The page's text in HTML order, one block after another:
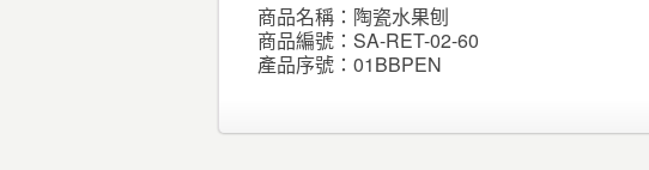
商品名稱：陶瓷水果刨
商品編號：SA-RET-02-60
產品序號：01BBPEN